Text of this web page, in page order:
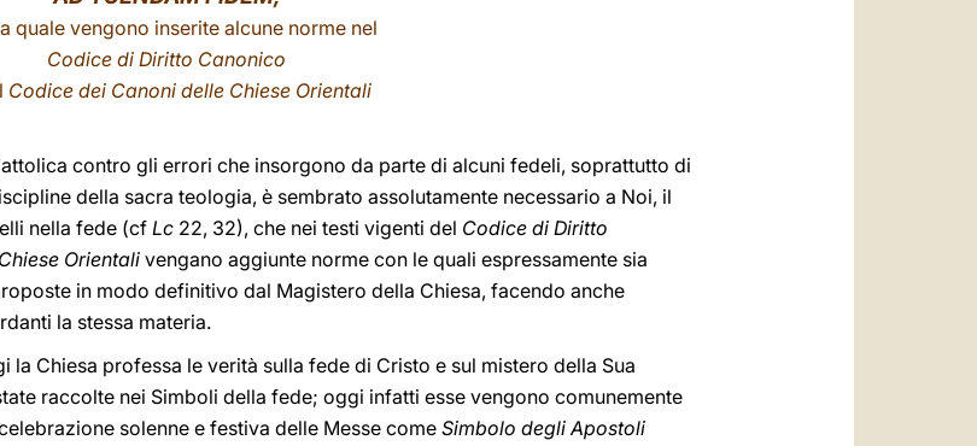
quale vengono inserite alcune norme nel
Codice di Diritto Canonico
Codice dei Canoni delle Chiese Orientali
contro gli errori che insorgono da parte di alcuni fedeli, soprattutto di
della sacra teologia, è sembrato assolutamente necessario a Noi, il
nella fede (cfLc 22, 32), che nei testi vigenti del Codice di Diritto
Orientali vengano aggiunte norme con le quali espressamente sia
in modo definitivo dal Magistero della Chiesa, facendo anche
la stessa materia.
la Chiesa professa le verità sulla fede di Cristo e sul mistero della Sua
raccolte nei Simboli della fede; oggi infatti esse vengono comunemente
solenne e festiva delle Messe come Simbolo degli Apostoli